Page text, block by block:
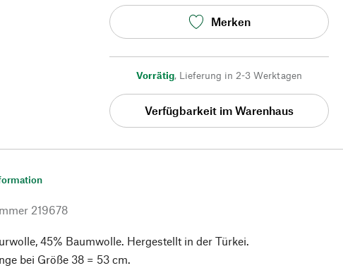
Merken
Vorrätig, Lieferung in 2-3 Werktagen
Verfügbarkeit im Warenhaus
219678
45% Baumwolle. Hergestellt in der Türkei.
bei Größe 38 = 53 cm.